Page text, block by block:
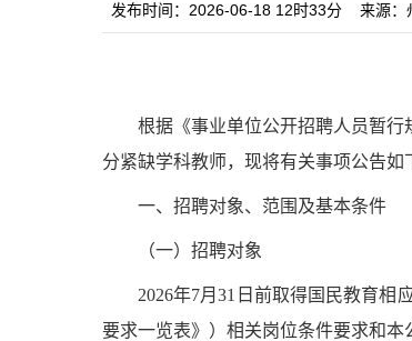
发布时间：2026-06-18 12时33分 来源：
根据《事业单位公开招聘人员暂
分紧缺学科教师，现将有关事项公告如
一、招聘对象、范围及基本条件
（一）招聘对象
2026年7月31 日前取得国民教育相
要求一览表》）相关岗位条件要求和本